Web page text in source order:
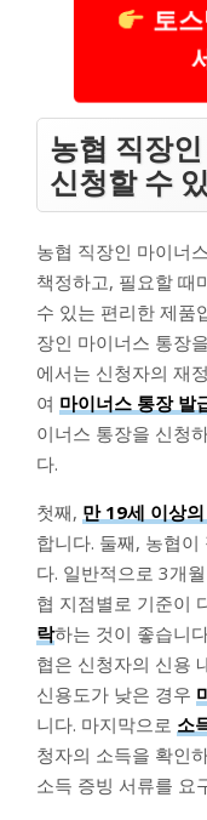
토스
농협 직장
신청할 수
농협 직장인 마이너
책정하고, 필요할 때
수 있는 편리한 제품
장인 마이너스 통장
에서는 신청자의 재
여 마이너스 통장 발
이너스 통장을 신청
다.
첫째, 만 19세 이상
합니다. 둘째, 농협이
다. 일반적으로 3개
협 지점별로 기준이
락하는 것이 좋습니
협은 신청자의 신용
신용도가 낮은 경우
니다. 마지막으로 소
청자의 소득을 확인
소득 증빙 서류를 요